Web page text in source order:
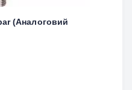
(Аналоговий